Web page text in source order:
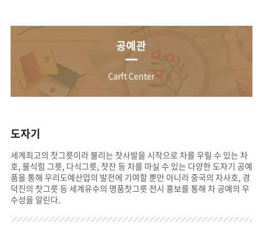
공예관
Carft Center
도자기
세계최고의 찻그릇이라 불리는 찻사발을 시작으로 차를 우릴 수 있는 차
호, 물식힘 그릇, 다식그릇, 찻잔 등 차를 마실 수 있는 다양한 도자기 공예
품을 통해 우리도예산업의 발전에 기여할 뿐만 아니라 중국의 자사호, 경
덕진의 찻그릇 등 세계유수의 명품찻그릇 전시 홍보를 통해 차 공예의 우
수성을 알린다.